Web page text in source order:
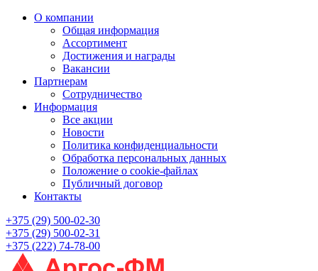
О компании
Общая информация
Ассортимент
Достижения и награды
Вакансии
Партнерам
Сотрудничество
Информация
Все акции
Новости
Политика конфиденциальности
Обработка персональных данных
Положение о cookie-файлах
Публичный договор
Контакты
+375 (29) 500-02-30
+375 (29) 500-02-31
+375 (222) 74-78-00